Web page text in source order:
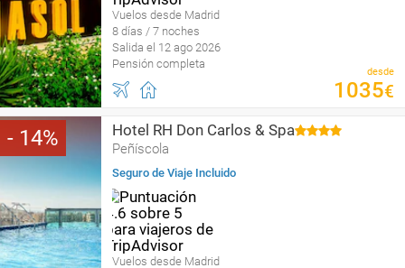
Vuelos desde Madrid
8 días / 7 noches
Salida el 12 ago 2026
Pensión completa
desde
1035€
14 Hotel RH Don Carlos & Spa
Peñíscola
Seguro de Viaje Incluido
Vuelos desde Madrid